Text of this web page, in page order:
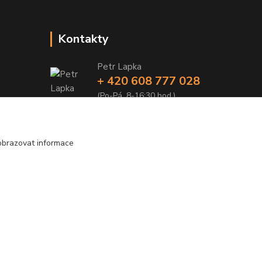
Kontakty
Petr Lapka
+ 420 608 777 028
(Po-Pá, 8-16:30 hod.)
informace